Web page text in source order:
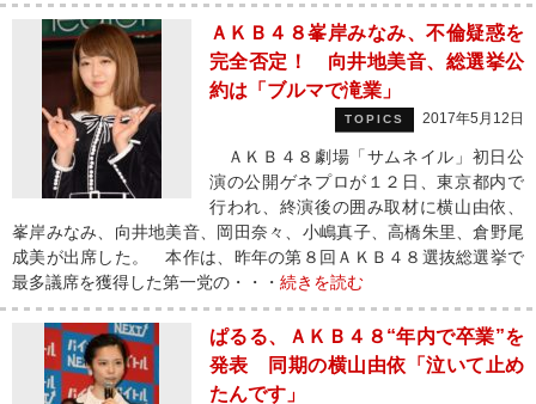
ＡＫＢ４８峯岸みなみ、不倫疑惑を
完全否定！ 向井地美音、総選挙公
約は「ブルマで滝業」
TOPICS 2017年5月12日
ＡＫＢ４８劇場「サムネイル」初日公
演の公開ゲネプロが１２日、東京都内で
行われ、終演後の囲み取材に横山由依、
峯岸みなみ、向井地美音、岡田奈々、小嶋真子、高橋朱里、倉野尾
成美が出席した。 本作は、昨年の第８回ＡＫＢ４８選抜総選挙で
最多議席を獲得した第一党の・・・ 続きを読む
ぱるる、ＡＫＢ４８“年内で卒業”を
発表 同期の横山由依「泣いて止め
たんです」